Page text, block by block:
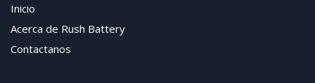
Inicio
Acerca de Rush Battery
Contactanos